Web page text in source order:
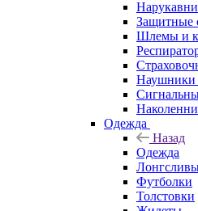
Защитные
Шлемы и
Наушники
Одежда
Назад
Одежда
Футболки
Толстовки